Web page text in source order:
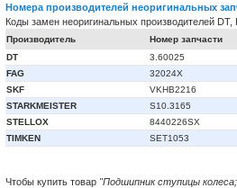
Номера производителей неоригинальных
Коды замен неоригинальных производителей
Производитель
Номер запчасти
DT
3.60025
FAG
32024X
SKF
VKHB2216
STARKMEISTER
S10.3165
STELLOX
8440226SX
TIMKEN
SET1053
Чтобы купить товар "Подшипник ступицы